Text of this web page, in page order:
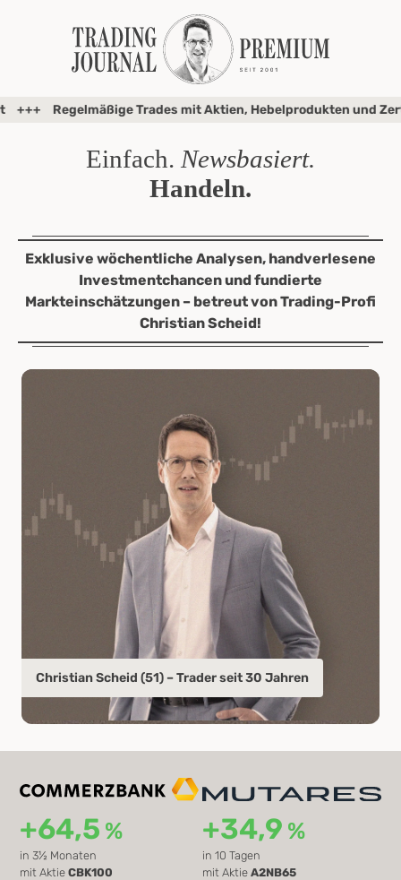
Einfach. Newsbasiert.
Handeln.
Exklusive wöchentliche Analysen, handverlesene
Investmentchancen und fundierte
Markteinschätzungen – betreut von Trading-Profi
Christian Scheid!
Christian Scheid (51) – Trader seit 30 Jahren
+64,5 %
in 3½ Monaten
mit Aktie CBK100
+34,9 %
in 10 Tagen
mit Aktie A2NB65
Trades mit Aktien, Hebelprodukten und Zertifikaten